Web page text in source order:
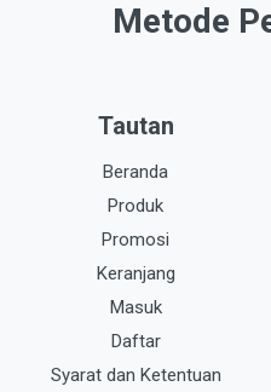
Metode
Tautan
Beranda
Produk
Promosi
Keranjang
Masuk
Daftar
Syarat dan Ketentuan